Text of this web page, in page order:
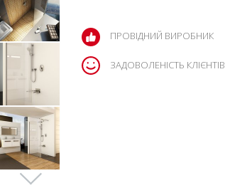
ПРОВІДНИЙ ВИРОБНИК
ЗАДОВОЛЕНІСТЬ КЛІЄНТІВ